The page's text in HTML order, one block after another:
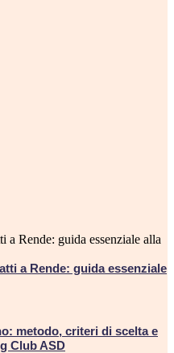
a Rende: guida essenziale
metodo, criteri di scelta e
Club ASD